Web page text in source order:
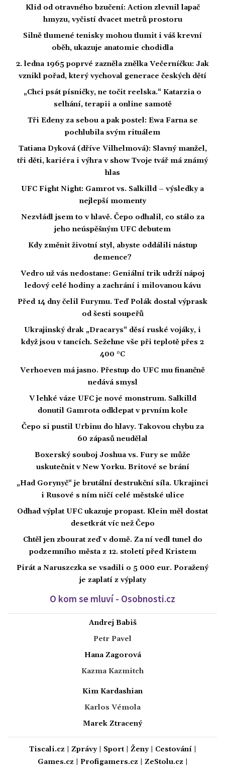
Klid od otravného bzučení: Action zlevnil lapač
hmyzu, vyčistí dvacet metrů prostoru
Silně tlumené tenisky mohou tlumit i váš krevní
oběh, ukazuje anatomie chodidla
2. ledna 1965 poprvé zazněla znělka Večerníčku: Jak
vznikl pořad, který vychoval generace českých dětí
„Chci psát písničky, ne točit reelska.“ Katarzia o
selhání, terapii a online samotě
Tři Edeny za sebou a pak postel: Ewa Farna se
pochlubila svým rituálem
Tatiana Dyková (dříve Vilhelmová): Slavný manžel,
tři děti, kariéra i výhra v show Tvoje tvář má známý
hlas
UFC Fight Night: Gamrot vs. Salkilld – výsledky a
nejlepší momenty
Nezvládl jsem to v hlavě. Čepo odhalil, co stálo za
jeho neúspěšným UFC debutem
Kdy změnit životní styl, abyste oddálili nástup
demence?
Vedro už vás nedostane: Geniální trik udrží nápoj
ledový celé hodiny a zachrání i milovanou kávu
Před 14 dny čelil Furymu. Teď Polák dostal výprask
od šesti soupeřů
Ukrajinský drak „Dracarys“ děsí ruské vojáky, i
když jsou v tancích. Sežehne vše při teplotě přes 2
400 °C
Verhoeven má jasno. Přestup do UFC mu finančně
nedává smysl
V lehké váze UFC je nové monstrum. Salkilld
donutil Gamrota odklepat v prvním kole
Čepo si pustil Urbinu do hlavy. Takovou chybu za
60 zápasů neudělal
Boxerský souboj Joshua vs. Fury se může
uskutečnit v New Yorku. Britové se brání
„Had Gorynyč“ je brutální destrukční síla. Ukrajinci
i Rusové s ním ničí celé městské ulice
Odhad výplat UFC ukazuje propast. Klein měl dostat
desetkrát víc než Čepo
Chtěl jen zbourat zeď v domě. Za ní vedl tunel do
podzemního města z 12. století před Kristem
Pirát a Naruszczka se vsadili o 5 000 eur. Poražený
je zaplatí z výplaty
O kom se mluví - Osobnosti.cz
Andrej Babiš
Petr Pavel
Hana Zagorová
Kazma Kazmitch
Kim Kardashian
Karlos Vémola
Marek Ztracený
Tiscali.cz Zprávy| Sport| Ženy| Cestování|
Games.cz
Profigamers.cz ZeStolu.cz